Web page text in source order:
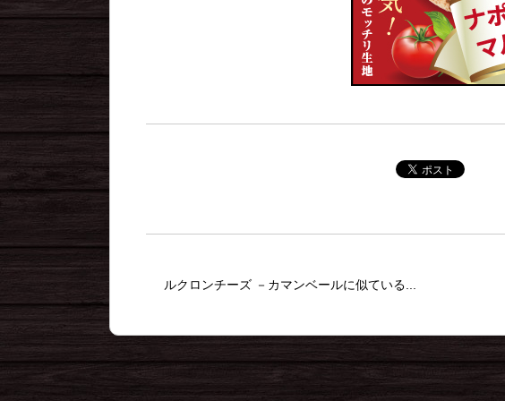
ルクロンチーズ －カマンベールに似ている...